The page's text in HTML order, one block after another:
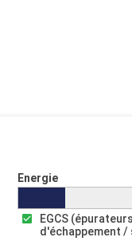
Energie
EGCS
d'échappement /